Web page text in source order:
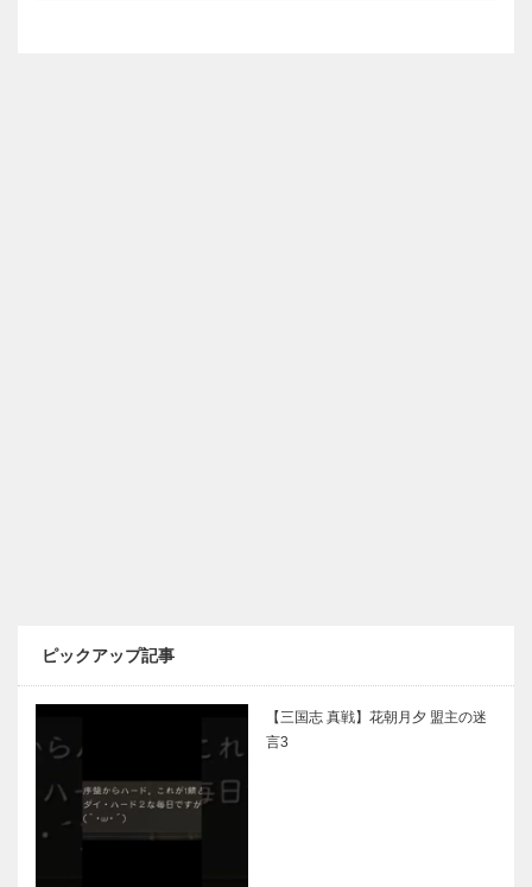
ピックアップ記事
【三国志 真戦】花朝月夕 盟主の迷
言3